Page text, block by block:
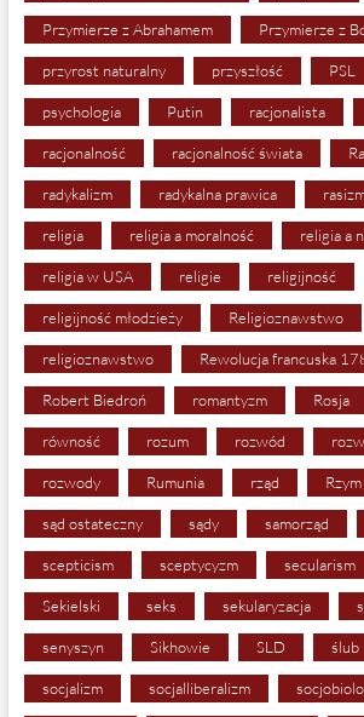
Przymierze z Abrahamem Przymierze z
przyrost naturalny przyszłość PSL
psychologia Putin racjonalista
racjonalność racjonalność świata
radykalizm radykalna prawica
religia religia a moralność religia a
religia w USA religie religijność
religijność młodzieży Religioznawstwo
religioznawstwo Rewolucja francuska
Robert Biedroń romantyzm Rosja
równość rozum rozwód
rozwody Rumunia rząd Rzym
sąd ostateczny sądy samorząd
scepticism sceptycyzm secularism
Sekielski seks sekularyzacja
senyszyn Sikhowie SLD ślub
socjalizm socjalliberalizm